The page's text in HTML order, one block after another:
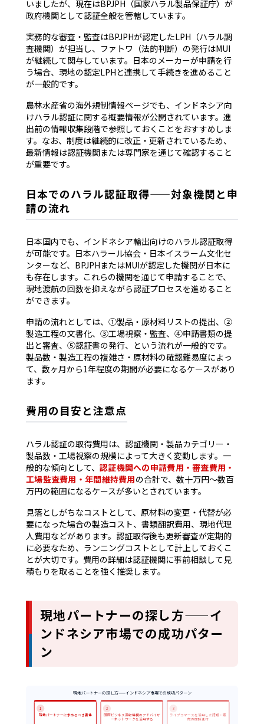
いましたが、現在はBPJPH（国家ハラル製品保証庁）が
政府機関として認証全般を管轄しています。
実務的な審査・監査はBPJPHが認定したLPH（ハラル調
査機関）が担当し、ファトワ（法的判断）の発行はMUI
が継続して関与しています。日本のメーカーが申請を行
う場合、現地の認定LPHと連携して手続きを進めること
が一般的です。
農林水産省の海外規制情報ページでも、インドネシア向
けハラル認証に関する概要情報が公開されています。進
出前の情報収集段階で参照しておくことをおすすめしま
す。なお、制度は継続的に改正・更新されているため、
最新情報は認証機関または専門家を通じて確認すること
が重要です。
日本でのハラル認証取得——対象機関と申
請の流れ
日本国内でも、インドネシア輸出向けのハラル認証取得
が可能です。日本ハラール協会・日本イスラーム文化セ
ンターなど、BPJPHまたはMUIが認定した機関が日本に
も存在します。これらの機関を通じて申請することで、
現地渡航の回数を抑えながら認証プロセスを進めること
ができます。
申請の流れとしては、①製品・原材料リストの提出、②
製造工程の文書化、③工場視察・監査、④申請書類の提
出と審査、⑤認証書の発行、という流れが一般的です。
製品数・製造工程の複雑さ・原材料の確認難易度によっ
て、数ヶ月から1年程度の期間が必要になるケースがあり
ます。
費用の目安と注意点
ハラル認証の取得費用は、認証機関・製品カテゴリー・
製品数・工場視察の規模によって大きく変動します。一
般的な傾向として、 認証機関への申請費用・審査費用・
工場監査費用・年間維持費用の合計で、数十万円〜数百
万円の範囲になるケースが多いとされています。
見落としがちなコストとして、原材料の変更・代替が必
要になった場合の製造コスト、書類翻訳費用、現地代理
人費用などがあります。認証取得後も更新審査が定期的
に必要なため、ランニングコストとして計上しておくこ
とが大切です。費用の詳細は認証機関に事前相談して見
積もりを取ることを強く推奨します。
現地パートナーの探し方——イ
ンドネシア市場での成功パター
ン
現地パートナーの探し方——インドネシア市場での成功パターン
1
現地パートナーに求めるべき要件
2
国際ビジネス連結機構のアドバイザ
ーネットワークを活用する
3
ライブコマースを活用した認知・販
売の同時進行